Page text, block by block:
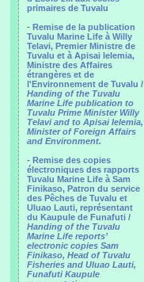
primaires de Tuvalu
- Remise de la publication
Tuvalu Marine Life à Willy
Telavi, Premier Ministre de
Tuvalu et à Apisai Ielemia,
Ministre des Affaires
étrangères et de
l'Environnement de Tuvalu /
Handing of the Tuvalu
Marine Life publication to
Tuvalu Prime Minister Willy
Telavi and to Apisai Ielemia,
Minister of Foreign Affairs
and Environment.
- Remise des copies
électroniques des rapports
Tuvalu Marine Life à Sam
Finikaso, Patron du service
des Pêches de Tuvalu et
Uluao Lauti, représentant
du Kaupule de Funafuti /
Handing of the Tuvalu
Marine Life reports’
electronic copies Sam
Finikaso, Head of Tuvalu
Fisheries and Uluao Lauti,
Funafuti Kaupule